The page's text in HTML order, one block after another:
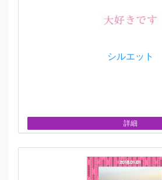
シルエット
詳細